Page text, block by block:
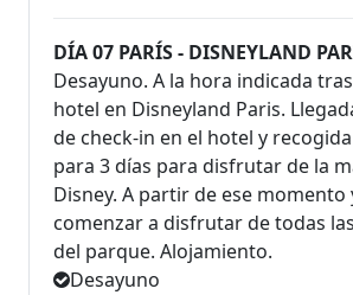
DÍA 07 PARÍS - DISNEYLAND
Desayuno. A la hora indicada
hotel en Disneyland Paris.
de check-in en el hotel y
para 3 días para disfrutar de la
Disney. A partir de ese momento
comenzar a disfrutar de todas
del parque. Alojamiento.
Desayuno